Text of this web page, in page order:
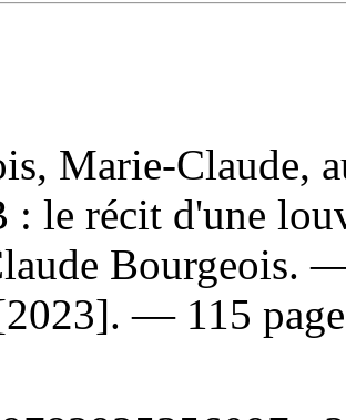
Marie-Claude,
: le récit d'une
Bourgeois.
— 115